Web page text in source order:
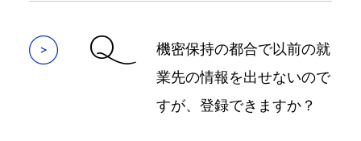
Q
機密保持の都合で以前の就
業先の情報を出せないので
すが、登録できますか？